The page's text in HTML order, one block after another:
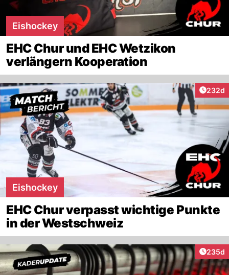
Eishockey
EHC Chur und EHC Wetzikon
verlängern Kooperation
232d
Eishockey
EHC Chur verpasst wichtige Punkte
in der Westschweiz
235d